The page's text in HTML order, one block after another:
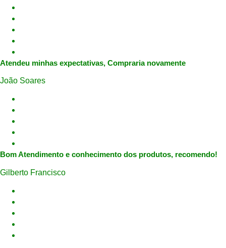
Atendeu minhas expectativas, Compraria novamente
João Soares
Bom Atendimento e conhecimento dos produtos, recomendo!
Gilberto Francisco